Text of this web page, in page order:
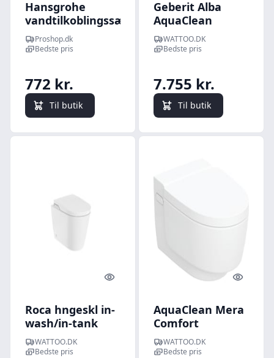
Hansgrohe
vandtilkoblingssæt
til douchetoilet
Proshop.dk
Bedste pris
772 kr.
Til butik
Geberit Alba
AquaClean
douchetoilet inkl
sde
WATTOO.DK
Bedste pris
7.755 kr.
Til butik
Quick look
Roca hngeskl in-
wash/in-tank
gulvstende, hvid,
230v
WATTOO.DK
Bedste pris
Quick
AquaClean Mera
Comfort
douchetoilet,
vghngt, hvid -
WATTOO.DK
Bedste pris